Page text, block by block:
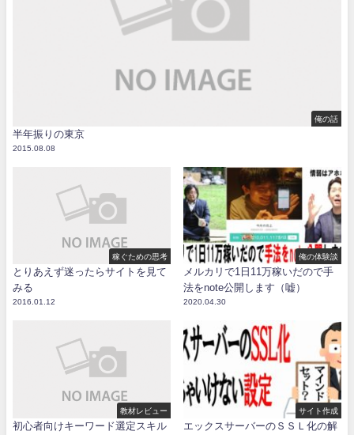
俺の話
半年振りの東京
2015.08.08
稼ぐための思考
とりあえず迷ったらサイトを見て
みる
2016.01.12
俺の体験談
メルカリで1日11万稼いだので手
法をnote公開します（嘘）
2020.04.30
教材レビュー
初心者向けキーワード選定スキル
サイト作成
エックスサーバーのＳＳＬ化の解